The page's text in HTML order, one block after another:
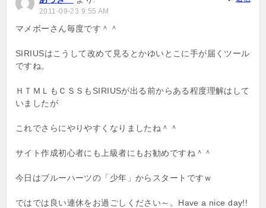
2011-09-23 9:55 AM
マメボーさん毎度です＾＾
SIRIUSはこうして改めて見るとかゆいとこに手が届くツール
ですね。
ＨＴＭＬもＣＳＳもSIRIUSが出る前からある程度理解はして
いましたが
これでさらにやりやすくなりましたね＾＾
サイト作成初心者にも上級者にもお勧めですね＾＾
今日はブルーハーツの「少年」からスタートですｗ
ではでは良い連休をお過ごしください～。Have a nice day!!